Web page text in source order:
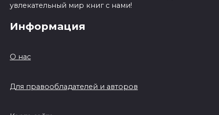
увлекательный мир книг с нами!
Информация
О нас
Для правообладателей и авторов